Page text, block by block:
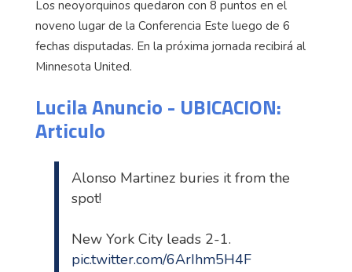
Los neoyorquinos quedaron con 8 puntos en el
noveno lugar de la Conferencia Este luego de 6
fechas disputadas. En la próxima jornada recibirá al
Minnesota United.
Lucila Anuncio - UBICACION:
Articulo
Alonso Martinez buries it from the
spot!
New York City leads 2-1.
pic.twitter.com/6ArIhm5H4F